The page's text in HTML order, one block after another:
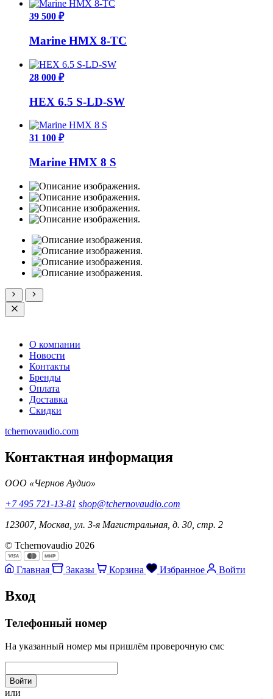
39 500 ₽
Marine HMX 8-TC
28 000 ₽
HEX 6.5 S-LD-SW
31 100 ₽
Marine HMX 8 S
О компании
Новости
Контакты
Бренды
Оплата
Доставка
Скидки
tchernovaudio.com
Контактная информация
ООО «Чернов Аудио»
+7 495 721-13-81 shop@tchernovaudio.com
123007, Москва, ул. 3-я Магистральная, д. 30, стр. 2
© Tchernovaudio 2026
Главная Заказы Корзина Избранное Войти
Вход
Телефонный номер
На указанный номер мы пришлём проверочную смс
Войти
или